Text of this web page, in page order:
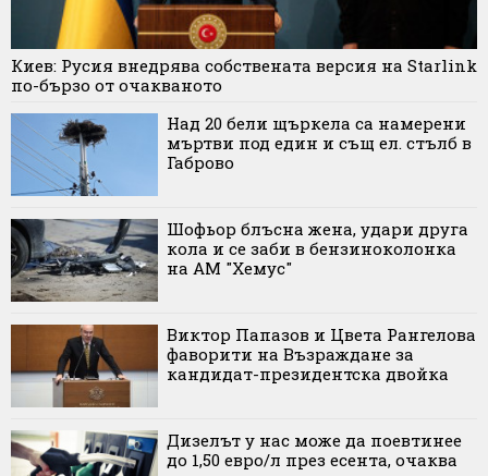
Киев: Русия внедрява собствената версия на Starlink
по-бързо от очакваното
Над 20 бели щъркела са намерени
мъртви под един и същ ел. стълб в
Габрово
Шофьор блъсна жена, удари друга
кола и се заби в бензиноколонка
на АМ "Хемус"
Виктор Папазов и Цвета Рангелова
фаворити на Възраждане за
кандидат-президентска двойка
Дизелът у нас може да поевтинее
до 1,50 евро/л през есента, очаква